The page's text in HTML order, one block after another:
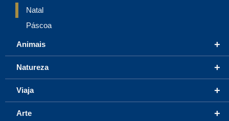
Natal
Páscoa
+
Animais
+
Natureza
+
Viaja
+
Arte